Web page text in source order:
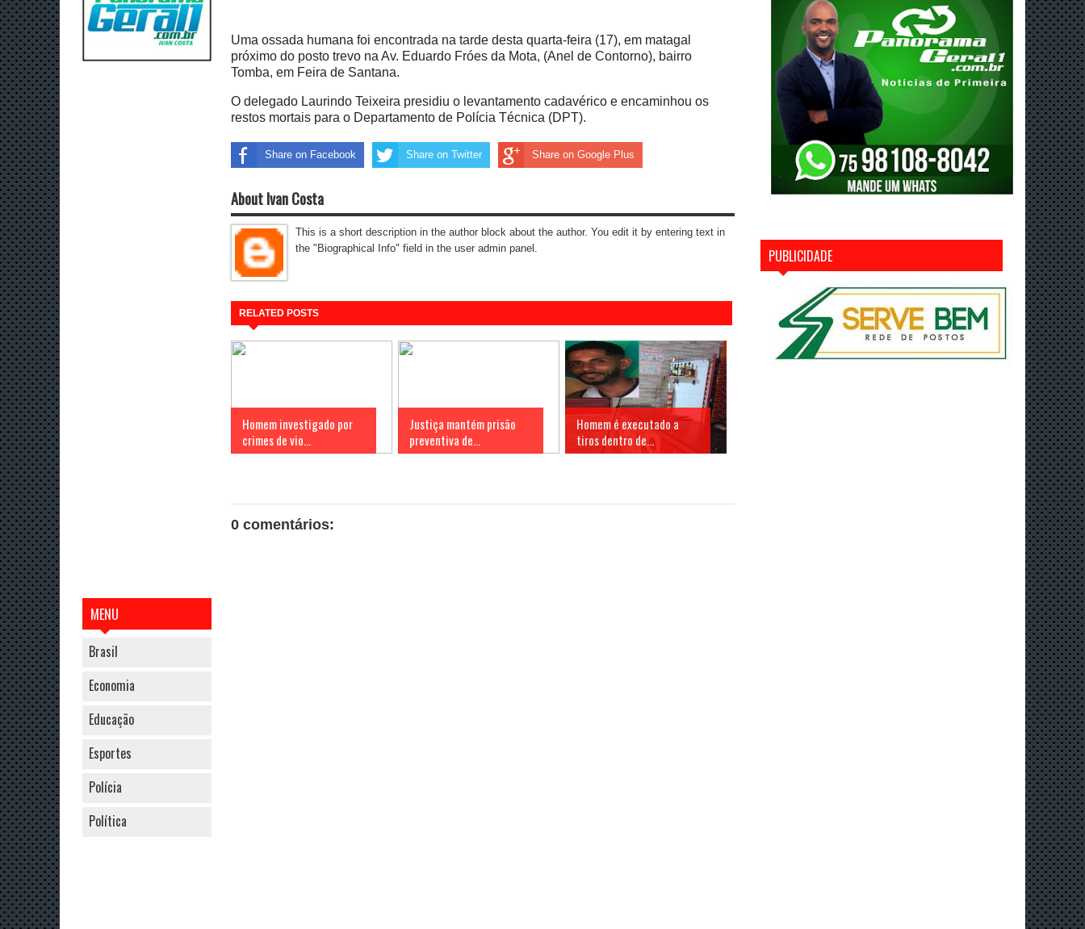
MENU
Brasil
Economia
Educação
Esportes
Polícia
Política
Uma ossada humana foi encontrada na tarde desta quarta-feira (17), em matagal
próximo do posto trevo na Av. Eduardo Fróes da Mota, (Anel de Contorno), bairro
Tomba, em Feira de Santana.
O delegado Laurindo Teixeira presidiu o levantamento cadavérico e encaminhou os
restos mortais para o Departamento de Polícia Técnica (DPT).
Share on Facebook Share on Twitter Share on Google Plus
About Ivan Costa
This is a short description in the author block about the author. You edit it by entering text in
the "Biographical Info" field in the user admin panel.
RELATED POSTS
Homem investigado por
crimes de vio...
Justiça mantém prisão
preventiva de...
Homem é executado a
tiros dentro de...
0 comentários:
PUBLICIDADE